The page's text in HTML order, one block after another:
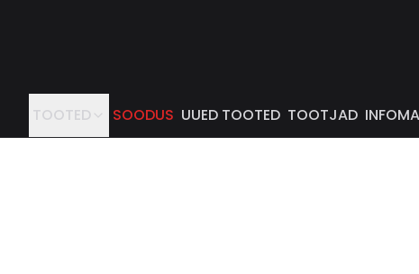
TOOTED SOODUS UUED TOOTED TOOTJAD